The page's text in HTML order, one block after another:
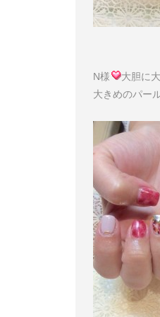
N様
大胆に
大きめのパー